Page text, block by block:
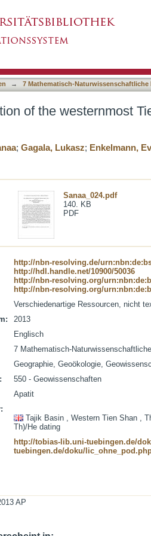
→ 7 Mathematisch-Naturwissenschaftliche
of the westernmost
; Gagala, Lukasz; Enkelmann,
Sanaa_024.pdf
140. KB
PDF
http://nbn-resolving.de/
http://hdl.handle.net/10900/50036
http://nbn-resolving.org/
http://nbn-resolving.org/
Verschiedenartige Ressourcen, nicht
2013
Englisch
7 Mathematisch-
Geographie, Geoökologie,
550 - Geowissenschaften
Apatit
Tajik Basin , Western Tien Shan ,
Th)/He dating
http://tobias-lib.uni-tuebingen.de/
tuebingen.de/doku/
AP